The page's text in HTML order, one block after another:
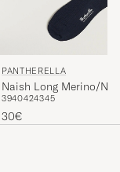
PANTHERELLA
Naish Long Merino/
Navy
3940424345
30€